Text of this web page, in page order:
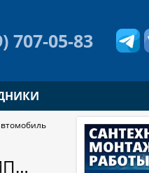
707-05-83